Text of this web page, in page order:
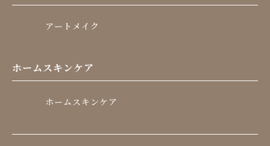
アートメイク
ホームスキンケア
ホームスキンケア